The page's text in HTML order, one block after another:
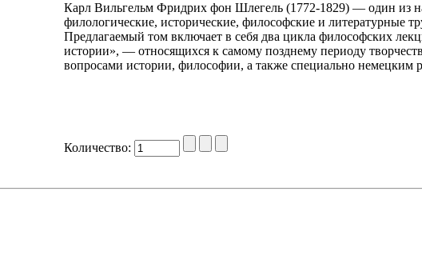
Карл Вильгельм Фридрих фон Шлегель (1772-1829) — один из
филологические, исторические, философские и литературные
Предлагаемый том включает в себя два цикла философских
истории», — относящихся к самому позднему периоду
вопросами истории, философии, а также специально немецким
Количество: